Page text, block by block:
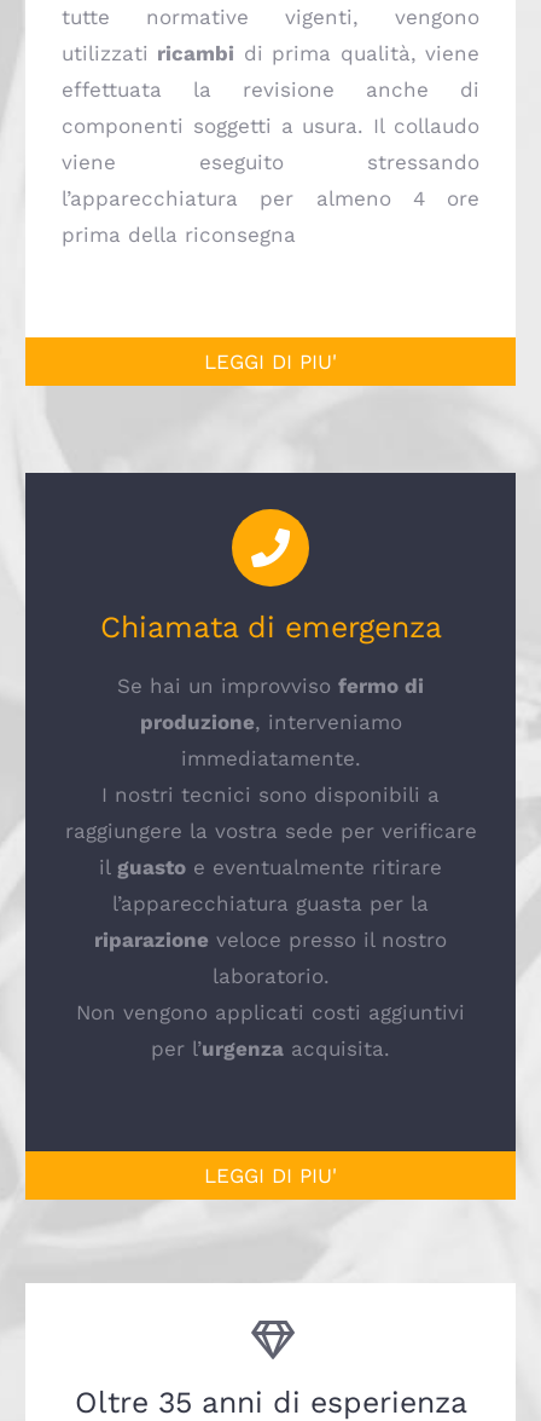
tutte normative vigenti, vengono
utilizzati ricambi di prima qualità, viene
effettuata la revisione anche di
componenti soggetti a usura. Il collaudo
viene eseguito stressando
l’apparecchiatura per almeno 4 ore
prima della riconsegna
LEGGI DI PIU'
Chiamata di emergenza
Se hai un improvviso fermo di
produzione, interveniamo
immediatamente.
I nostri tecnici sono disponibili a
raggiungere la vostra sede per verificare
il guasto e eventualmente ritirare
l’apparecchiatura guasta per la
riparazione veloce presso il nostro
laboratorio.
Non vengono applicati costi aggiuntivi
per l’urgenza acquisita.
LEGGI DI PIU'
Oltre 35 anni di esperienza